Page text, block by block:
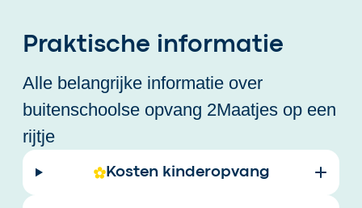
Praktische informatie
Alle belangrijke informatie over
buitenschoolse opvang 2Maatjes op een
rijtje
Kosten kinderopvang